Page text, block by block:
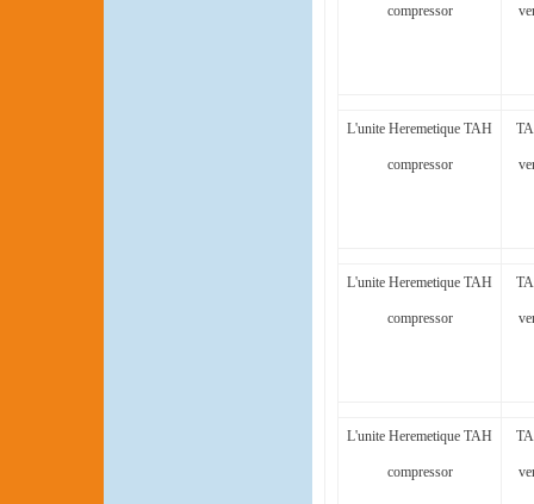
compressor
L'unite Heremetique TAH
compressor
L'unite Heremetique TAH
compressor
L'unite Heremetique TAH
compressor